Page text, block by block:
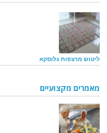
ליטוש מרצפות גלוסקא
מאמרים מקצועיים